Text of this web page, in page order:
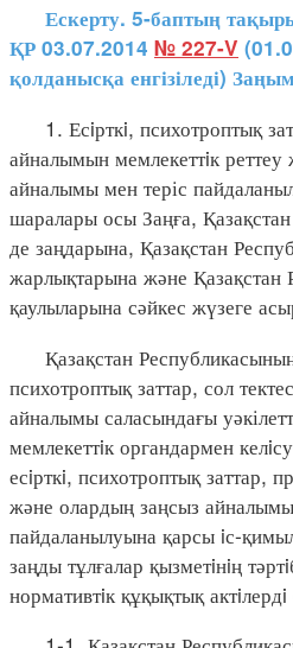
Ескерту. 5-баптың
ҚР 03.07.2014 № 227-V
қолданысқа енгізіледі)
1. Есiрткi, психотроптық
айналымын мемлекеттiк
айналымы мен теріс
шаралары осы Заңға,
де заңдарына, Қазақстан
жарлықтарына және Қазақстан
қаулыларына сәйкес жүзеге
Қазақстан
психотроптық заттар, сол
айналымы саласындағы
мемлекеттiк органдармен
есiрткi, психотроптық заттар,
және олардың заңсыз
пайдаланылуына қарсы iс-
заңды тұлғалар қызметiнiң
нормативтiк құқықтық актiлердi